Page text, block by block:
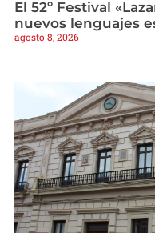
El 52º Festival
nuevos lenguajes
agosto 8, 2026